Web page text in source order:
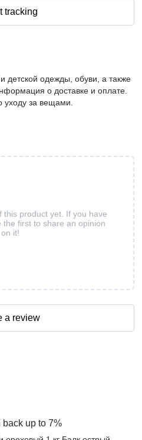
tracking
детской одежды, обуви, а также
о доставке и оплате.
уходу за вещами.
this product yet. If you have
the first to share an opinion
on it!
a review
back up to 7%